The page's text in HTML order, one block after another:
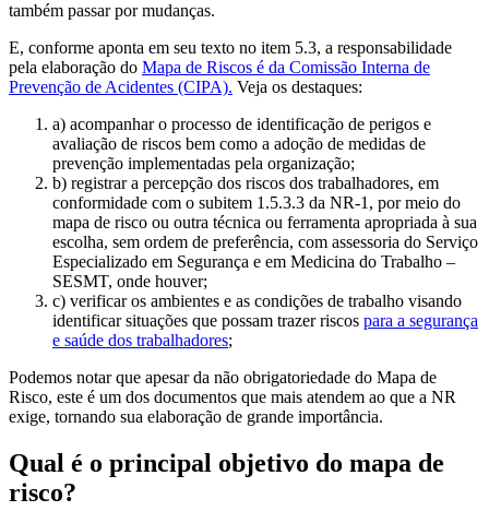
também passar por mudanças.
E, conforme aponta em seu texto no item 5.3, a responsabilidade
pela elaboração do Mapa de Riscos é da Comissão Interna de
Prevenção de Acidentes (CIPA). Veja os destaques:
a) acompanhar o processo de identificação de perigos e
avaliação de riscos bem como a adoção de medidas de
prevenção implementadas pela organização;
b) registrar a percepção dos riscos dos trabalhadores, em
conformidade com o subitem 1.5.3.3 da NR-1, por meio do
mapa de risco ou outra técnica ou ferramenta apropriada à sua
escolha, sem ordem de preferência, com assessoria do Serviço
Especializado em Segurança e em Medicina do Trabalho –
SESMT, onde houver;
c) verificar os ambientes e as condições de trabalho visando
identificar situações que possam trazer riscos para a segurança
e saúde dos trabalhadores;
Podemos notar que apesar da não obrigatoriedade do Mapa de
Risco, este é um dos documentos que mais atendem ao que a NR
exige, tornando sua elaboração de grande importância.
Qual é o principal objetivo do mapa de
risco?